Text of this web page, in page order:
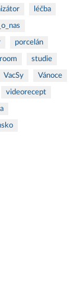
léčba
porcelán
studie
VacSy Vánoce
videorecept